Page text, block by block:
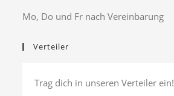
Mo, Do und Fr nach Vereinbarung
Verteiler
Trag dich in unseren Verteiler ein!